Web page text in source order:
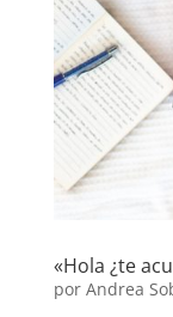
«Hola ¿te
por Andrea